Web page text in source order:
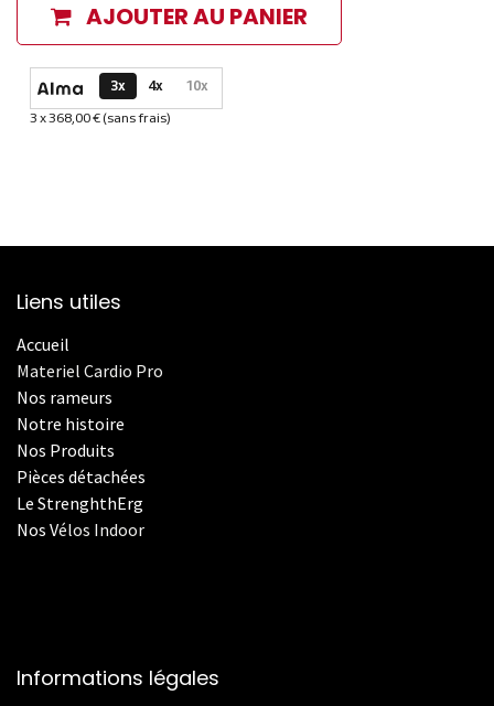
AJOUTER AU PANIER
Options de paiement disponibles
3x 4x 10x
Informations sur le plan de paiement sélectionné
3 x 368,00 € (sans frais)
Liens utiles
Accueil
Materiel Cardio Pro
Nos rameurs
Notre histoire
Nos Produits
Pièces détachées
Le StrenghthErg
Nos Vélos Indoor
Informations légales